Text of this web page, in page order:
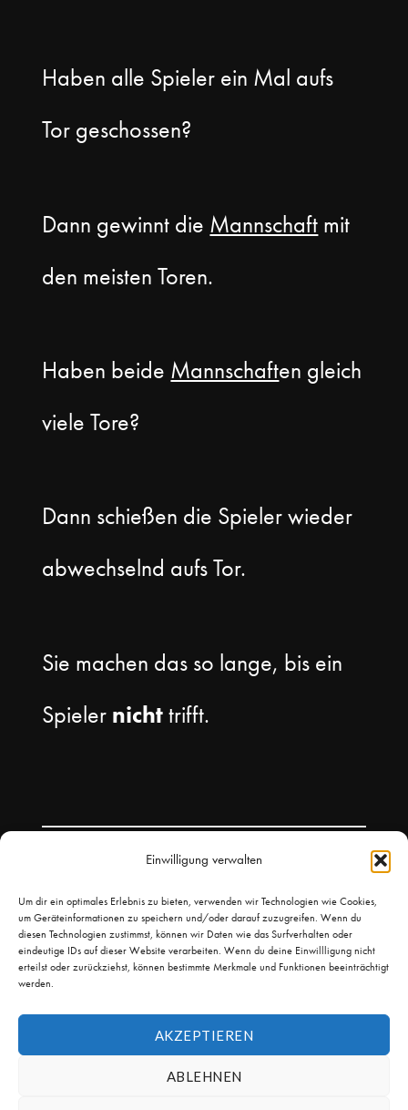
Einwilligung verwalten
Um dir ein optimales Erlebnis zu bieten, verwenden wir Technologien wie Cookies,
um Geräteinformationen zu speichern und/oder darauf zuzugreifen. Wenn du
diesen Technologien zustimmst, können wir Daten wie das Surfverhalten oder
eindeutige IDs auf dieser Website verarbeiten. Wenn du deine Einwillligung nicht
erteilst oder zurückziehst, können bestimmte Merkmale und Funktionen beeinträchtigt
werden.
AKZEPTIEREN
ABLEHNEN
Haben alle Spieler ein Mal aufs
Tor geschossen?
Dann gewinnt die Mannschaft mit
den meisten Toren.
Haben beide Mannschaften gleich
viele Tore?
Dann schießen die Spieler wieder
abwechselnd aufs Tor.
Sie machen das so lange, bis ein
Spieler nichttrifft.